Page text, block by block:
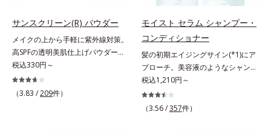
る、まるでサロン帰りのようなうる
おうツヤ髪を叶えます。*1 毛髪補
修成分（イソステアリン酸、イソス
テアロイル加水分解コラーゲン、イ
ソステアロイル加水分解シルク、ス
フィンゴ糖脂質、トコフェロール、
グリセリン、糖脂質、BG、イソス
えます。脇や胸元、膝、かかとなど
のニオイや角質が気になる部位に、
週2～3回を目安にお使いいただけ
る、スペシャルボディケアアイテム
です。落ち着きと深みを感じさせ
る、ウッディの香り。*1 ニオイの
元となる汚れ *2 古い角質 *3 レ
ッドクレイ（イライト、カオリン）
配合＝古い角質をからめとる洗浄成
サンスクリーン(R) パウダー
メイクの上から手軽に紫外線対策。
高SPFの透明美肌仕上げパウダー。
メイクの上から手を汚さずに紫外線
対策ができるUVカットパウダーで
す。“素肌のようななめらかな軽
税込330円～
（3.83 /209件）
モイスト セラム シャンプー・
コンディショナー
髪の初期エイジングサイン(*1)にア
プローチ。美容液のようなシャンプ
ー＆コンディショナーで触れていた
くなるうるツヤ髪へ。「髪のうねり
が気になる」「乾燥してパサつく」
税込1,210円～
（3.56 /357件）